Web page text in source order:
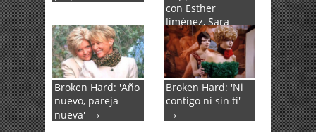
con Esther
Jiménez, Sara
Bishop, Alexia
Luna, Teresa
Castro y Ana
Satchi→
Broken Hard: 'Año
nuevo, pareja
nueva' →
Broken Hard: 'Ni
contigo ni sin ti'
→